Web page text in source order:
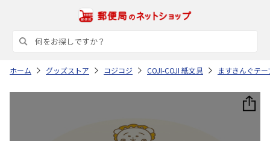
ホーム グッズストア コジコジ COJI-COJI 紙文具 ますきんぐテー